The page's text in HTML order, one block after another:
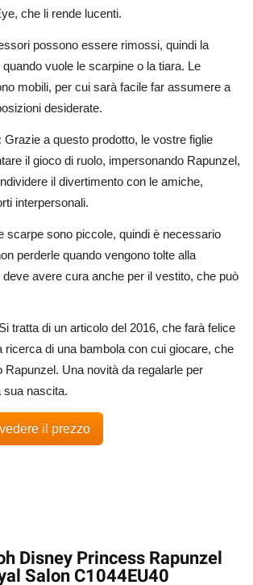
che li rende lucenti.
possono essere rimossi, quindi la
vuole le scarpine o la tiara. Le
mobili, per cui sarà facile far assumere a
desiderate.
Grazie a questo prodotto, le vostre figlie
il gioco di ruolo, impersonando Rapunzel,
il divertimento con le amiche,
interpersonali.
scarpe sono piccole, quindi è necessario
perderle quando vengono tolte alla
avere cura anche per il vestito, che può
Si tratta di un articolo del 2016, che farà felice
ricerca di una bambola con cui giocare, che
Rapunzel. Una novità da regalarle per
sua nascita.
il prezzo
Disney Princess Rapunzel
Salon C1044EU40